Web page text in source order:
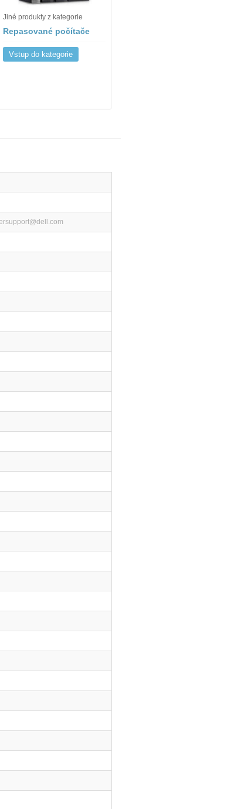
Jiné produkty z kategorie
Repasované počítače
Vstup do kategorie